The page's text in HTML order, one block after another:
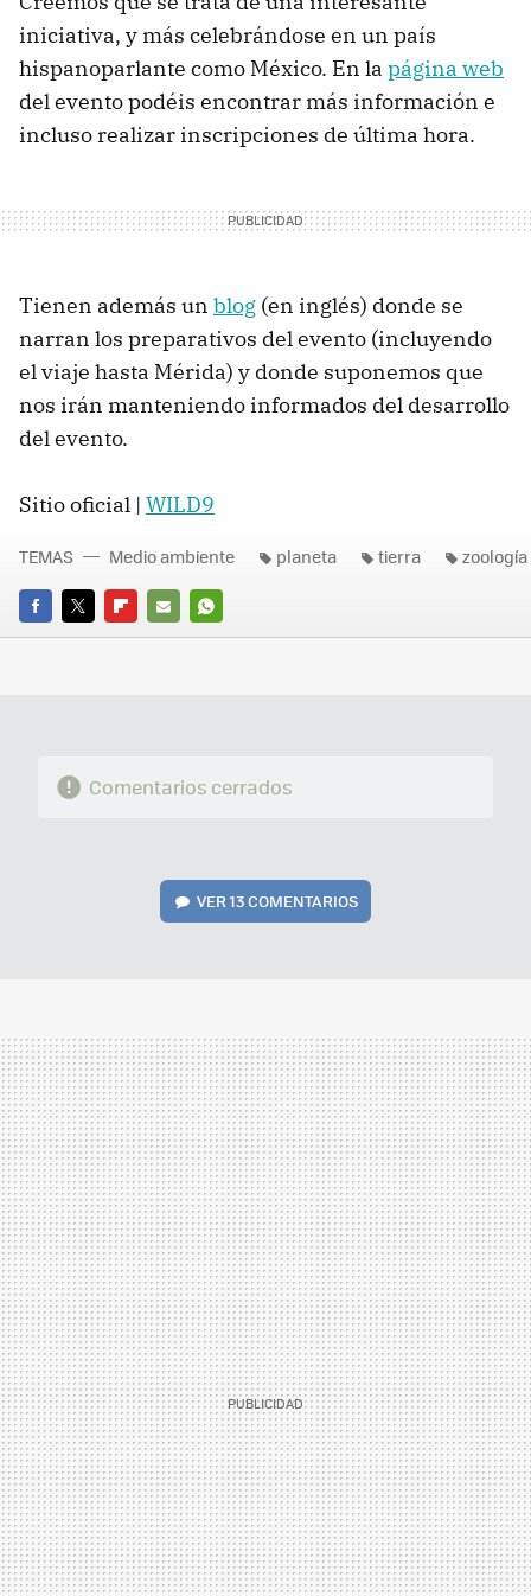
iniciativa, y más celebrándose en un país
hispanoparlante como México. En la página web
del evento podéis encontrar más información e
incluso realizar inscripciones de última hora.
Tienen además un blog (en inglés) donde se
narran los preparativos del evento (incluyendo
el viaje hasta Mérida) y donde suponemos que
nos irán manteniendo informados del desarrollo
del evento.
Sitio oficial | WILD9
FACEBOOK
TWITTERFLIPBOARD
E-
WHATSAPP
TEMAS Medio ambiente planeta tierra zoología
Comentarios cerrados
VER13 COMENTARIOS